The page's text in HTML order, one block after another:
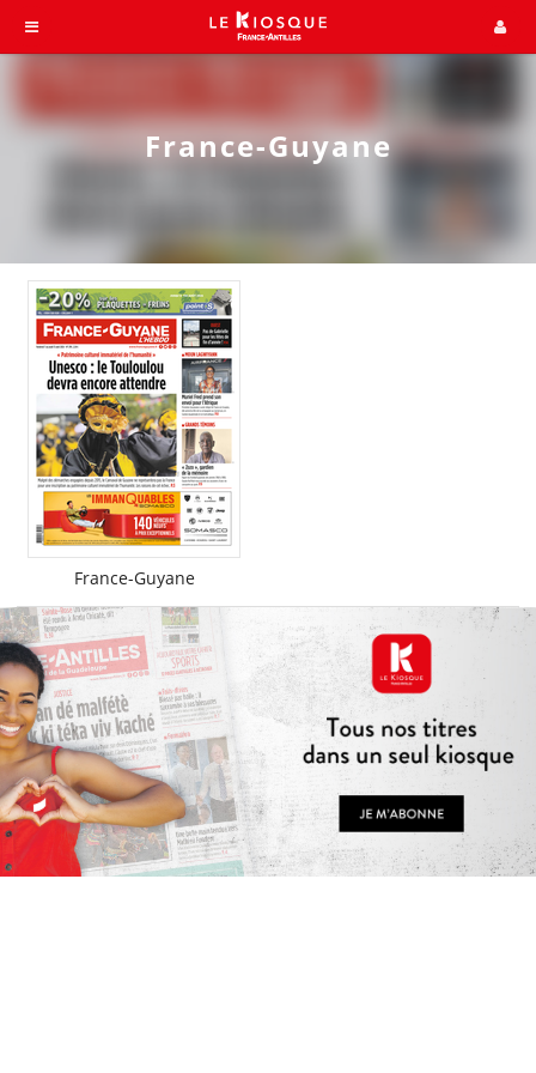
France-Guyane
France-Guyane